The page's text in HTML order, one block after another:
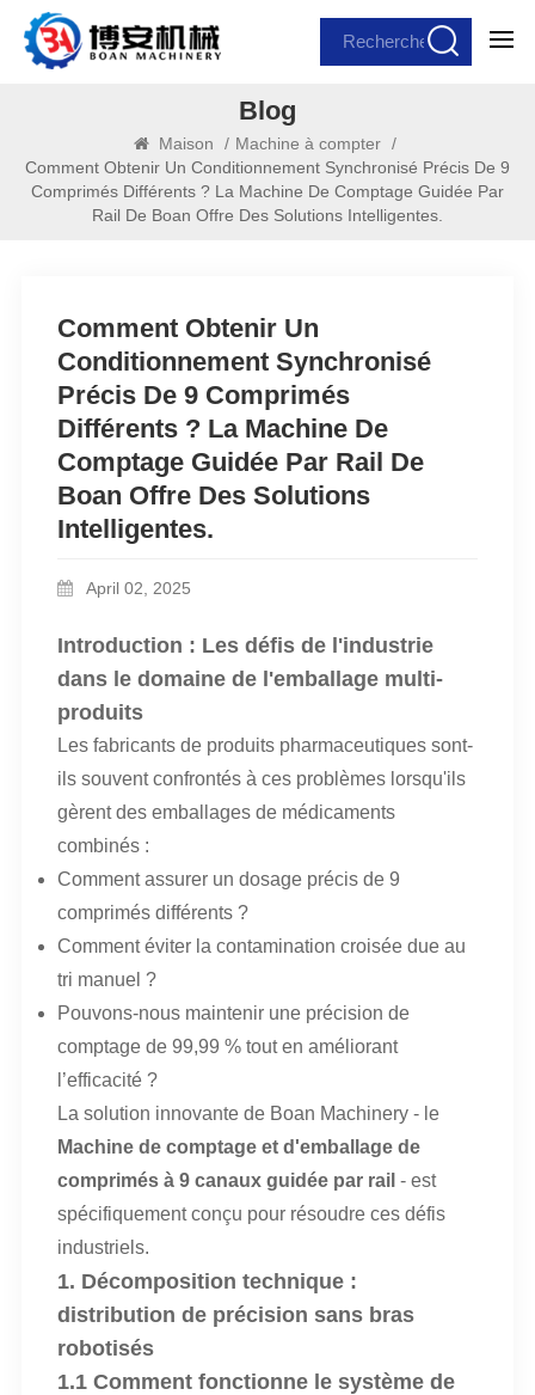
Blog
Maison / Machine à compter /
Comment Obtenir Un Conditionnement Synchronisé Précis De 9
Comprimés Différents ? La Machine De Comptage Guidée Par
Rail De Boan Offre Des Solutions Intelligentes.
Comment Obtenir Un
Conditionnement Synchronisé
Précis De 9 Comprimés
Différents ? La Machine De
Comptage Guidée Par Rail De
Boan Offre Des Solutions
Intelligentes.
April 02, 2025
Introduction : Les défis de l'industrie
dans le domaine de l'emballage multi-
produits
Les fabricants de produits pharmaceutiques sont-
ils souvent confrontés à ces problèmes lorsqu'ils
gèrent des emballages de médicaments
combinés :
Comment assurer un dosage précis de 9
comprimés différents ?
Comment éviter la contamination croisée due au
tri manuel ?
Pouvons-nous maintenir une précision de
comptage de 99,99 % tout en améliorant
l’efficacité ?
La solution innovante de Boan Machinery - le
Machine de comptage et d'emballage de
comprimés à 9 canaux guidée par rail - est
spécifiquement conçu pour résoudre ces défis
industriels.
1. Décomposition technique :
distribution de précision sans bras
robotisés
1.1 Comment fonctionne le système de